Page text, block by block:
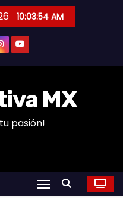
10:03:55 AM
MX
pasión!